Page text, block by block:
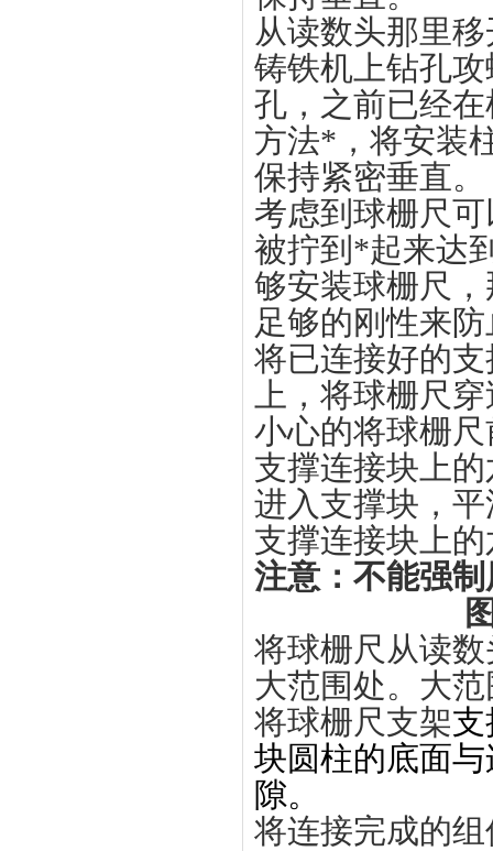
从读数头那里
铸铁机上钻孔攻
孔，之前已经
方法*，将安装
保持紧密垂直。
考虑到球栅尺
被拧到*起来达
够安装球栅尺
足够的刚性来
将已连接好的
上，将球栅尺
小心的将球栅尺
支撑连接块上
进入支撑块，
支撑连接块上
注意：不能强
将球栅尺从读
大范围处。大
将球栅尺支架支
块圆柱的底面
隙。
将连接完成的